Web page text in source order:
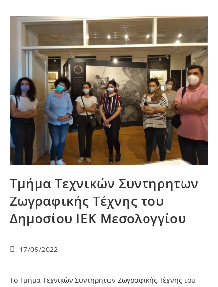
Τμήμα Τεχνικών Συντηρητων
Ζωγραφικής Τέχνης του
Δημοσίου ΙΕΚ Μεσολογγίου
17/05/2022
Το Τμήμα Τεχνικών Συντηρητων Ζωγραφικής Τέχνης του